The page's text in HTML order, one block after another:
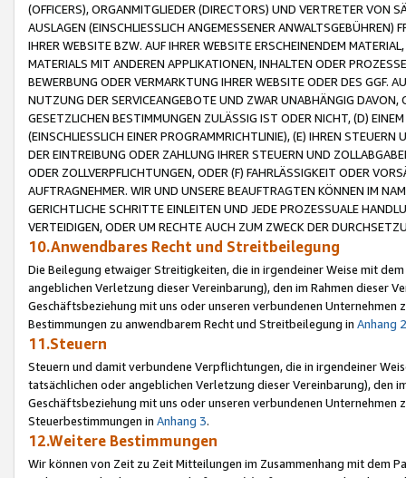
(OFFICERS), ORGANMITGLIEDER (DIRECTORS) UND VERTRETER VON
AUSLAGEN (EINSCHLIESSLICH ANGEMESSENER
IHRER WEBSITE BZW. AUF IHRER WEBSITE ERSCHEINENDEM
MATERIALS MIT ANDEREN APPLIKATIONEN, INHALTEN ODER
BEWERBUNG ODER VERMARKTUNG IHRER WEBSITE ODER DES GGF.
NUTZUNG DER SERVICEANGEBOTE UND ZWAR UNABHÄNGIG
GESETZLICHEN BESTIMMUNGEN ZULÄSSIG IST ODER NICHT, (D)
(EINSCHLIESSLICH EINER PROGRAMMRICHTLINIE), (E) IHREN
DER EINTREIBUNG ODER ZAHLUNG IHRER STEUERN UND
ODER ZOLLVERPFLICHTUNGEN, ODER (F) FAHRLÄSSIGKEIT ODER
AUFTRAGNEHMER. WIR UND UNSERE BEAUFTRAGTEN KÖNNEN IM
GERICHTLICHE SCHRITTE EINLEITEN UND JEDE PROZESSUALE
VERTEIDIGEN, ODER UM RECHTE AUCH ZUM ZWECK DER
10.Anwendbares Recht und Streitbeilegung
Die Beilegung etwaiger Streitigkeiten, die in irgendeiner Weise mit
angeblichen Verletzung dieser Vereinbarung), den im Rahmen dieser
Geschäftsbeziehung mit uns oder unseren verbundenen
Bestimmungen zu anwendbarem Recht und Streitbeilegung in Anhang 2
11.Steuern
Steuern und damit verbundene Verpflichtungen, die in irgendeiner
tatsächlichen oder angeblichen Verletzung dieser Vereinbarung), den
Geschäftsbeziehung mit uns oder unseren verbundenen
Steuerbestimmungen in Anhang 3.
12.Weitere Bestimmungen
Wir können von Zeit zu Zeit Mitteilungen im Zusammenhang mit dem